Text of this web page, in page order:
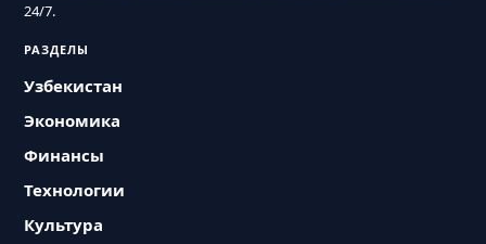
24/7.
РАЗДЕЛЫ
Узбекистан
Экономика
Финансы
Технологии
Культура